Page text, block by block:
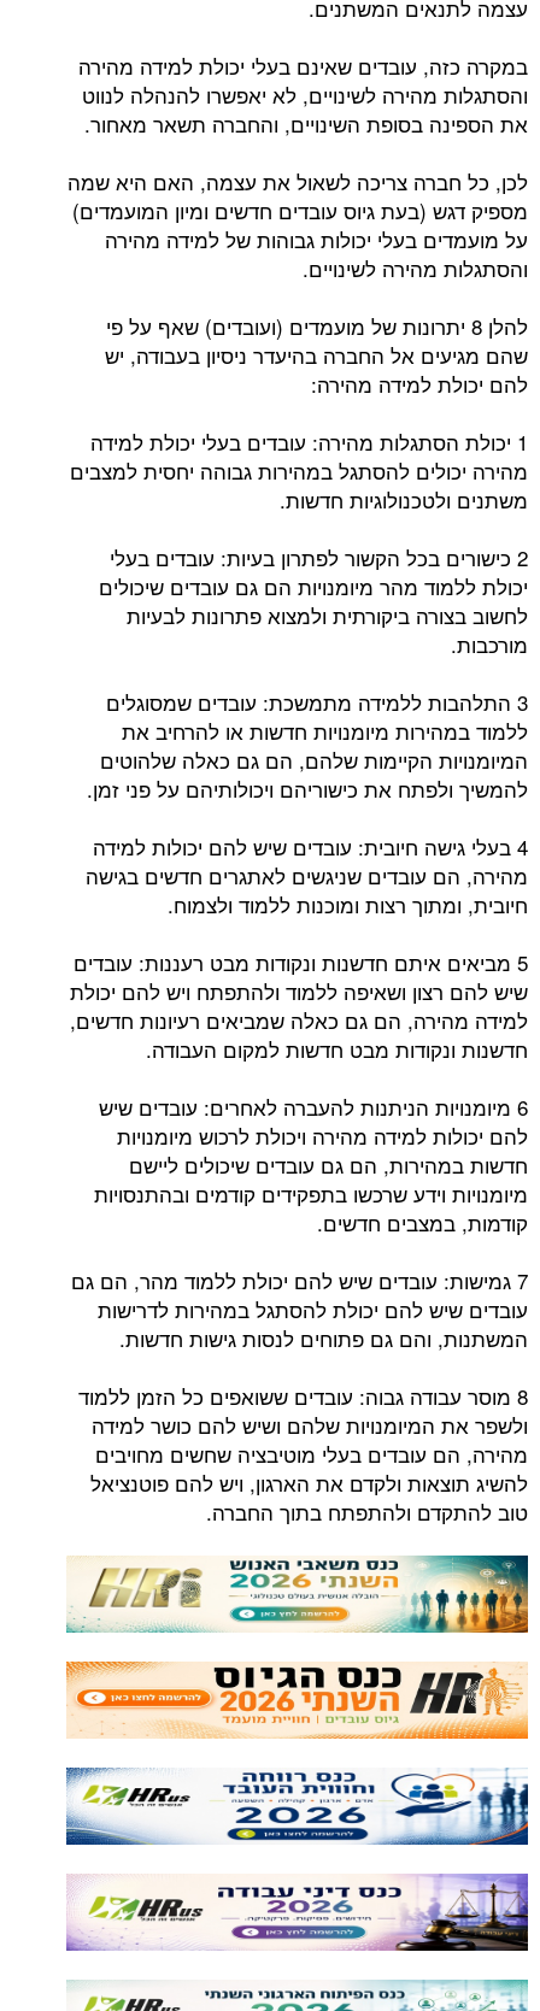
עצמה לתנאים המשתנים.
במקרה כזה, עובדים שאינם בעלי יכולת למידה מהירה
והסתגלות מהירה לשינויים, לא יאפשרו להנהלה לנווט
את הספינה בסופת השינויים, והחברה תשאר מאחור.
לכן, כל חברה צריכה לשאול את עצמה, האם היא שמה
מספיק דגש (בעת גיוס עובדים חדשים ומיון המועמדים)
על מועמדים בעלי יכולות גבוהות של למידה מהירה
והסתגלות מהירה לשינויים.
להלן 8 יתרונות של מועמדים (ועובדים) שאף על פי
שהם מגיעים אל החברה בהיעדר ניסיון בעבודה, יש
להם יכולת למידה מהירה:
1 יכולת הסתגלות מהירה: עובדים בעלי יכולת למידה
מהירה יכולים להסתגל במהירות גבוהה יחסית למצבים
משתנים ולטכנולוגיות חדשות.
2 כישורים בכל הקשור לפתרון בעיות: עובדים בעלי
יכולת ללמוד מהר מיומנויות הם גם עובדים שיכולים
לחשוב בצורה ביקורתית ולמצוא פתרונות לבעיות
מורכבות.
3 התלהבות ללמידה מתמשכת: עובדים שמסוגלים
ללמוד במהירות מיומנויות חדשות או להרחיב את
המיומנויות הקיימות שלהם, הם גם כאלה שלהוטים
להמשיך ולפתח את כישוריהם ויכולותיהם על פני זמן.
4 בעלי גישה חיובית: עובדים שיש להם יכולות למידה
מהירה, הם עובדים שניגשים לאתגרים חדשים בגישה
חיובית, ומתוך רצות ומוכנות ללמוד ולצמוח.
5 מביאים איתם חדשנות ונקודות מבט רעננות: עובדים
שיש להם רצון ושאיפה ללמוד ולהתפתח ויש להם יכולת
למידה מהירה, הם גם כאלה שמביאים רעיונות חדשים,
חדשנות ונקודות מבט חדשות למקום העבודה.
6 מיומנויות הניתנות להעברה לאחרים: עובדים שיש
להם יכולות למידה מהירה ויכולת לרכוש מיומנויות
חדשות במהירות, הם גם עובדים שיכולים ליישם
מיומנויות וידע שרכשו בתפקידים קודמים ובהתנסויות
קודמות, במצבים חדשים.
7 גמישות: עובדים שיש להם יכולת ללמוד מהר, הם גם
עובדים שיש להם יכולת להסתגל במהירות לדרישות
המשתנות, והם גם פתוחים לנסות גישות חדשות.
8 מוסר עבודה גבוה: עובדים ששואפים כל הזמן ללמוד
ולשפר את המיומנויות שלהם ושיש להם כושר למידה
מהירה, הם עובדים בעלי מוטיבציה שחשים מחויבים
להשיג תוצאות ולקדם את הארגון, ויש להם פוטנציאל
טוב להתקדם ולהתפתח בתוך החברה.